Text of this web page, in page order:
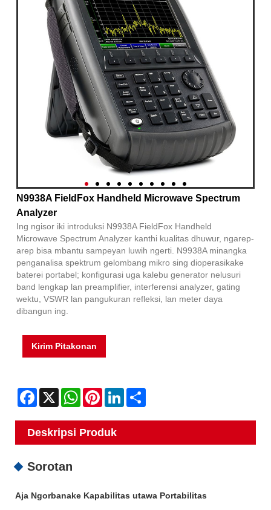
N9938A FieldFox Handheld Microwave Spectrum
Analyzer
Ing ngisor iki introduksi N9938A FieldFox Handheld
Microwave Spectrum Analyzer kanthi kualitas dhuwur, ngarep-
arep bisa mbantu sampeyan luwih ngerti. N9938A minangka
penganalisa spektrum gelombang mikro sing dioperasikake
baterei portabel; konfigurasi uga kalebu generator nelusuri
band lengkap lan preamplifier, interferensi analyzer, gating
wektu, VSWR lan pangukuran refleksi, lan meter daya
dibangun ing.
Kirim Pitakonan
Facebook
X WhatsAppPinterestLinkedIn
Deskripsi Produk
Sorotan
Aja Ngorbanake Kapabilitas utawa Portabilitas